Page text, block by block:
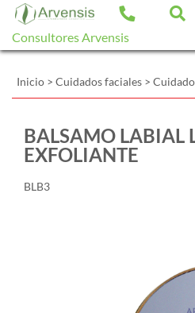
Consultores Arvensis
Inicio > Cuidados faciales >
BALSAMO LABIAL
EXFOLIANTE
BLB3